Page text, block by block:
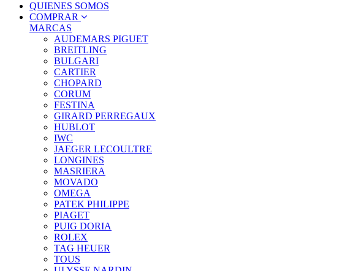
QUIENES SOMOS
COMPRAR
MARCAS
AUDEMARS PIGUET
BREITLING
BULGARI
CARTIER
CHOPARD
CORUM
FESTINA
GIRARD PERREGAUX
HUBLOT
IWC
JAEGER LECOULTRE
LONGINES
MASRIERA
MOVADO
OMEGA
PATEK PHILIPPE
PIAGET
PUIG DORIA
ROLEX
TAG HEUER
TOUS